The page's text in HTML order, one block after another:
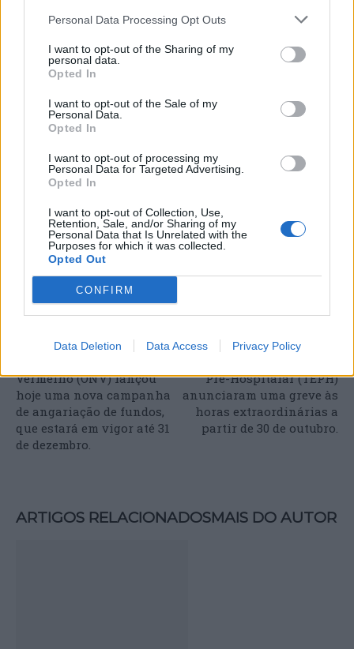
Personal Data Processing Opt Outs
I want to opt-out of the Sharing of my
personal data.
Opted In
I want to opt-out of the Sale of my
Personal Data.
Opted In
I want to opt-out of processing my
Personal Data for Targeted Advertising.
Opted In
I want to opt-out of Collection, Use,
Retention, Sale, and/or Sharing of my
Personal Data that Is Unrelated with the
Purposes for which it was collected.
Opted Out
CONFIRM
Data Deletion Data Access Privacy Policy
outubro a 14 de novembro)
– Instituto Duarte de Lemos (3 de dezembro)
janeiro a 13 de fevereiro de 2025)
(de 6 a 20 de maio de 2025)
Artigo anterior
Vermelho (ONV) lançou
hoje uma nova campanha
de angariação de fundos,
que estará em vigor até 31
de dezembro.
Próximo artigo
Pré-Hospitalar (TEPH)
anunciaram uma greve às
horas extraordinárias a
partir de 30 de outubro.
ARTIGOS RELACIONADOSMAIS DO AUTOR